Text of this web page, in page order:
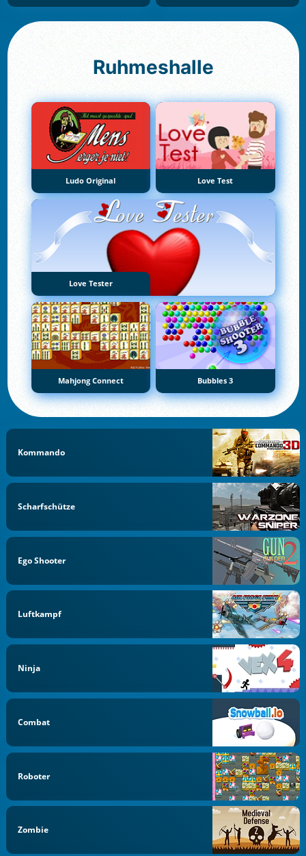
Ruhmeshalle
Ludo Original Love Test
Love Tester
Mahjong Connect Bubbles 3
Kommando
Scharfschütze
Ego Shooter
Luftkampf
Ninja
Combat
Roboter
Zombie